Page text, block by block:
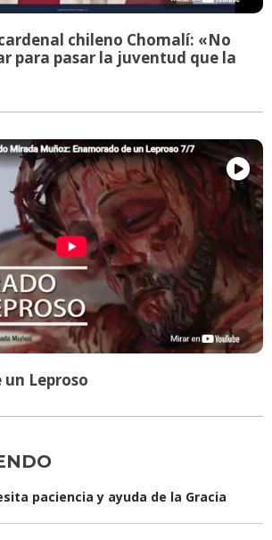
chileno Chomalí: «No
para pasar la juventud que la
Leproso
paciencia y ayuda de la Gracia